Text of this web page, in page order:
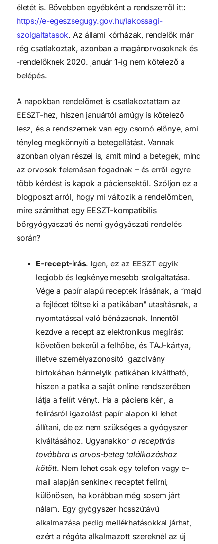
https://e-egeszsegugy.gov.hu/lakossagi-
szolgaltatasok. Az állami kórházak, rendelők már
rég csatlakoztak, azonban a magánorvosoknak és
-rendelőknek 2020. január 1-ig nem kötelező a
belépés.
A napokban rendelőmet is csatlakoztattam az
EESZT-hez, hiszen januártól amúgy is kötelező
lesz, és a rendszernek van egy csomó előnye, ami
tényleg megkönnyíti a betegellátást. Vannak
azonban olyan részei is, amit mind a betegek, mind
az orvosok felemásan fogadnak – és erről egyre
több kérdést is kapok a páciensektől. Szóljon ez a
blogposzt arról, hogy mi változik a rendelőmben,
mire számíthat egy EESZT-kompatibilis
bőrgyógyászati és nemi gyógyászati rendelés
során?
E-recept-írás. Igen, ez az EESZT egyik
legjobb és legkényelmesebb szolgáltatása.
Vége a papír alapú receptek írásának, a “majd
a fejlécet töltse ki a patikában” utasításnak, a
nyomtatással való bénázásnak. Innentől
kezdve a recept az elektronikus megírást
követően bekerül a felhőbe, és TAJ-kártya,
illetve személyazonosító igazolvány
birtokában bármelyik patikában kiváltható,
hiszen a patika a saját online rendszerében
látja a felírt vényt. Ha a páciens kéri, a
felírásról igazolást papír alapon ki lehet
állítani, de ez nem szükséges a gyógyszer
kiváltásához. Ugyanakkor a receptírás
továbbra is orvos-beteg találkozáshoz
kötött. Nem lehet csak egy telefon vagy e-
mail alapján senkinek receptet felírni,
különösen, ha korábban még sosem járt
nálam. Egy gyógyszer hosszútávú
alkalmazása pedig mellékhatásokkal járhat,
ezért a régóta alkalmazott szereknél az új